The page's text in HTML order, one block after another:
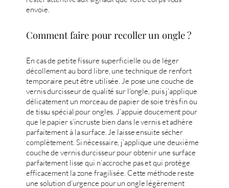
envoie.
Comment faire pour recoller un ongle ?
En cas de petite fissure superficielle ou de léger
décollement au bord libre, une technique de renfort
temporaire peut être utilisée. Je pose une couche de
vernis durcisseur de qualité sur l’ongle, puis j’applique
délicatement un morceau de papier de soie très fin ou
de tissu spécial pour ongles. J’appuie doucement pour
que le papier s’incruste bien dans le vernis et adhère
parfaitement à la surface. Je laisse ensuite sécher
complètement. Si nécessaire, j’applique une deuxième
couche de vernis durcisseur pour obtenir une surface
parfaitement lisse qui n’accroche pas et qui protège
efficacement la zone fragilisée. Cette méthode reste
une solution d’urgence pour un ongle légèrement